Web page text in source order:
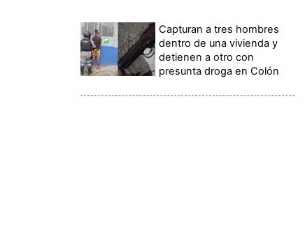
Capturan a tres hombres
dentro de una vivienda y
detienen a otro con
presunta droga en Colón